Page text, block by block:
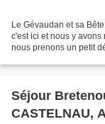
Le Gévaudan et sa
c'est ici et nous y
nous prenons un petit
Séjour
CASTELNAU,